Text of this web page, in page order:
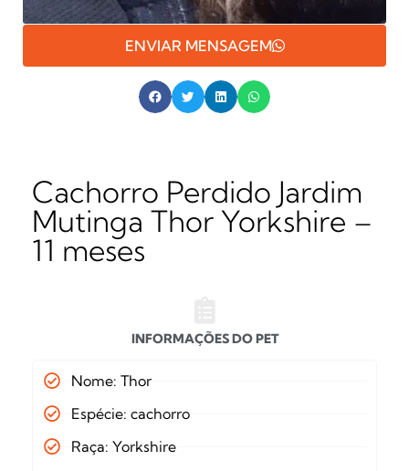
ENVIAR MENSAGEM
Cachorro Perdido Jardim
Mutinga Thor Yorkshire –
11 meses
INFORMAÇÕES DO PET
Nome: Thor
Espécie: cachorro
Raça: Yorkshire